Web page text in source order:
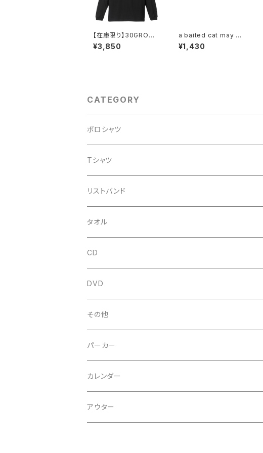
【在庫限り】30GROWI
NG UPツアーロングス
¥3,850
a baited cat may gr
ow as fierce as a li
on
¥1,430
CATEGORY
ポロシャツ
Tシャツ
リストバンド
タオル
CD
シングル
アルバム
ミニアルバム
オムニバス
スプリット
DVD
その他
パーカー
カレンダー
アウター